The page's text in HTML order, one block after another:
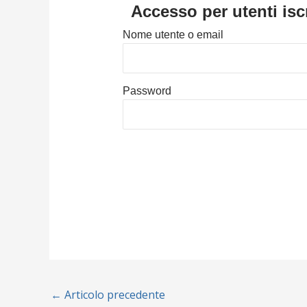
Accesso per utenti
Nome utente o email
Password
← Articolo precedente